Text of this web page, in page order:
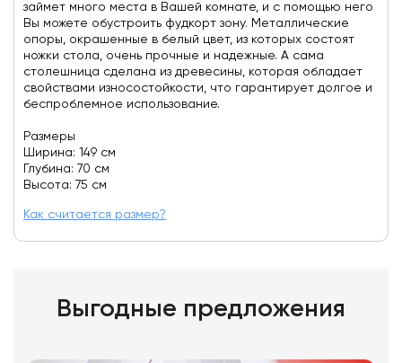
займет много места в Вашей комнате, и с помощью него
Вы можете обустроить фудкорт зону. Металлические
опоры, окрашенные в белый цвет, из которых состоят
ножки стола, очень прочные и надежные. А сама
столешница сделана из древесины, которая обладает
свойствами износостойкости, что гарантирует долгое и
беспроблемное использование.
Размеры
Ширина: 149 см
Глубина: 70 см
Высота: 75 см
Как считается размер?
Выгодные предложения